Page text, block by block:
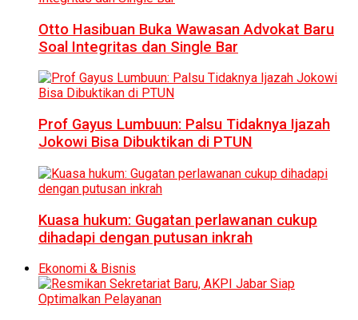
Otto Hasibuan Buka Wawasan Advokat Baru
Soal Integritas dan Single Bar
Prof Gayus Lumbuun: Palsu Tidaknya Ijazah
Jokowi Bisa Dibuktikan di PTUN
Kuasa hukum: Gugatan perlawanan cukup
dihadapi dengan putusan inkrah
Ekonomi & Bisnis